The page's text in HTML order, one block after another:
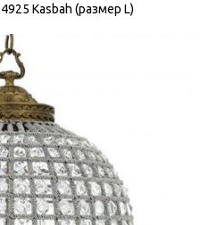
Kasbah (размер L)